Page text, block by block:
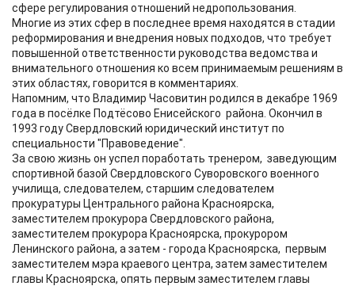
сфере регулирования отношений недропользования.
Многие из этих сфер в последнее время находятся в стадии
реформирования и внедрения новых подходов, что требует
повышенной ответственности руководства ведомства и
внимательного отношения ко всем принимаемым решениям в
этих областях, говорится в комментариях.
Напомним, что Владимир Часовитин родился в декабре 1969
года в посёлке Подтёсово Енисейского района. Окончил в
1993 году Свердловский юридический институт по
специальности "Правоведение".
За свою жизнь он успел поработать тренером, заведующим
спортивной базой Свердловского Суворовского военного
училища, следователем, старшим следователем
прокуратуры Центрального района Красноярска,
заместителем прокурора Свердловского района,
заместителем прокурора Красноярска, прокурором
Ленинского района, а затем - города Красноярска, первым
заместителем мэра краевого центра, затем заместителем
главы Красноярска, опять первым заместителем главы